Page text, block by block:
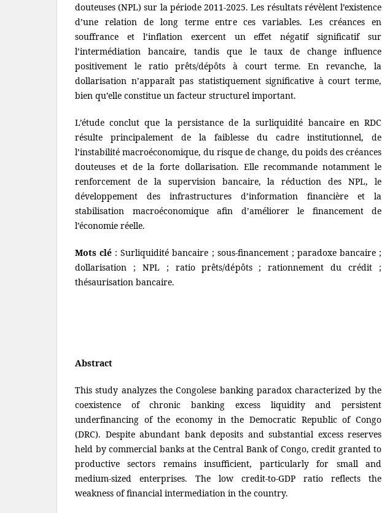
douteuses (NPL) sur la période 2011-2025. Les résultats révèlent l’existence
d’une relation de long terme entre ces variables. Les créances en
souffrance et l’inflation exercent un effet négatif significatif sur
l’intermédiation bancaire, tandis que le taux de change influence
positivement le ratio prêts/dépôts à court terme. En revanche, la
dollarisation n’apparaît pas statistiquement significative à court terme,
bien qu’elle constitue un facteur structurel important.
L’étude conclut que la persistance de la surliquidité bancaire en RDC
résulte principalement de la faiblesse du cadre institutionnel, de
l’instabilité macroéconomique, du risque de change, du poids des créances
douteuses et de la forte dollarisation. Elle recommande notamment le
renforcement de la supervision bancaire, la réduction des NPL, le
développement des infrastructures d’information financière et la
stabilisation macroéconomique afin d’améliorer le financement de
l’économie réelle.
Mots clé : Surliquidité bancaire ; sous-financement ; paradoxe bancaire ;
dollarisation ; NPL ; ratio prêts/dépôts ; rationnement du crédit ;
thésaurisation bancaire.
Abstract
This study analyzes the Congolese banking paradox characterized by the
coexistence of chronic banking excess liquidity and persistent
underfinancing of the economy in the Democratic Republic of Congo
(DRC). Despite abundant bank deposits and substantial excess reserves
held by commercial banks at the Central Bank of Congo, credit granted to
productive sectors remains insufficient, particularly for small and
medium-sized enterprises. The low credit-to-GDP ratio reflects the
weakness of financial intermediation in the country.